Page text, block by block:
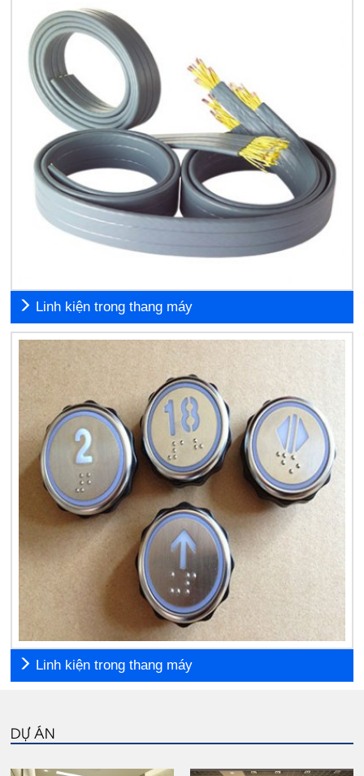
Linh kiện trong thang máy
Linh kiện trong thang máy
DỰ ÁN